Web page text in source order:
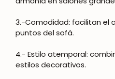
3.-Comodidad: facilitan el
puntos del sofá.
4.- Estilo atemporal:
estilos decorativos.